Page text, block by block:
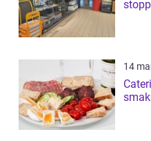
14
Catering